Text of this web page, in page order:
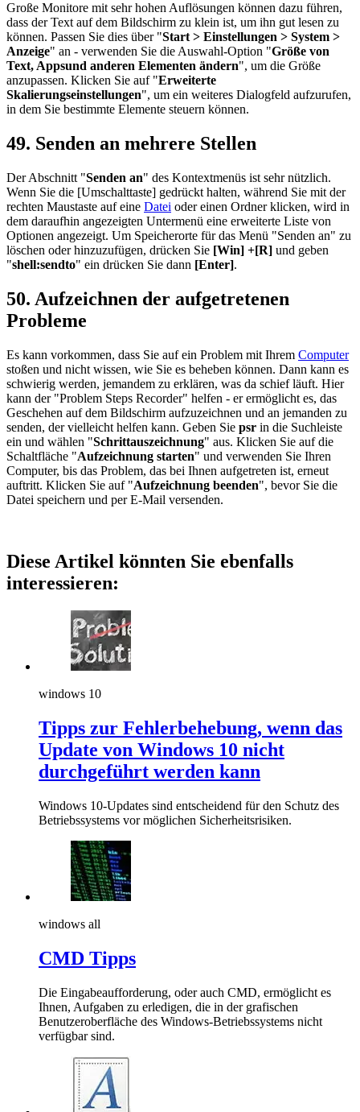
Große Monitore mit sehr hohen Auflösungen können dazu führen,
dass der Text auf dem Bildschirm zu klein ist, um ihn gut lesen zu
können. Passen Sie dies über "Start > Einstellungen > System >
Anzeige" an - verwenden Sie die Auswahl-Option "Größe von
Text, Appsund anderen Elementen ändern", um die Größe
anzupassen. Klicken Sie auf "Erweiterte
Skalierungseinstellungen", um ein weiteres Dialogfeld aufzurufen,
in dem Sie bestimmte Elemente steuern können.
49. Senden an mehrere Stellen
Der Abschnitt "Senden an" des Kontextmenüs ist sehr nützlich.
Wenn Sie die [Umschalttaste] gedrückt halten, während Sie mit der
rechten Maustaste auf eine Datei oder einen Ordner klicken, wird in
dem daraufhin angezeigten Untermenü eine erweiterte Liste von
Optionen angezeigt. Um Speicherorte für das Menü "Senden an" zu
löschen oder hinzuzufügen, drücken Sie [Win] +[R] und geben
"shell:sendto" ein drücken Sie dann [Enter].
50. Aufzeichnen der aufgetretenen
Probleme
Es kann vorkommen, dass Sie auf ein Problem mit Ihrem Computer
stoßen und nicht wissen, wie Sie es beheben können. Dann kann es
schwierig werden, jemandem zu erklären, was da schief läuft. Hier
kann der "Problem Steps Recorder" helfen - er ermöglicht es, das
Geschehen auf dem Bildschirm aufzuzeichnen und an jemanden zu
senden, der vielleicht helfen kann. Geben Sie psr in die Suchleiste
ein und wählen "Schrittauszeichnung" aus. Klicken Sie auf die
Schaltfläche "Aufzeichnung starten" und verwenden Sie Ihren
Computer, bis das Problem, das bei Ihnen aufgetreten ist, erneut
auftritt. Klicken Sie auf "Aufzeichnung beenden", bevor Sie die
Datei speichern und per E-Mail versenden.
Diese Artikel könnten Sie ebenfalls
interessieren:
windows 10
Tipps zur Fehlerbehebung, wenn das
Update von Windows 10 nicht
durchgeführt werden kann
Windows 10-Updates sind entscheidend für den Schutz des
Betriebssystems vor möglichen Sicherheitsrisiken.
windows all
CMD Tipps
Die Eingabeaufforderung, oder auch CMD, ermöglicht es
Ihnen, Aufgaben zu erledigen, die in der grafischen
Benutzeroberfläche des Windows-Betriebssystems nicht
verfügbar sind.